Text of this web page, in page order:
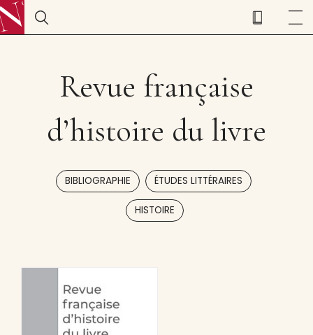
Revue française
d’histoire du livre
BIBLIOGRAPHIE ÉTUDES LITTÉRAIRES
HISTOIRE